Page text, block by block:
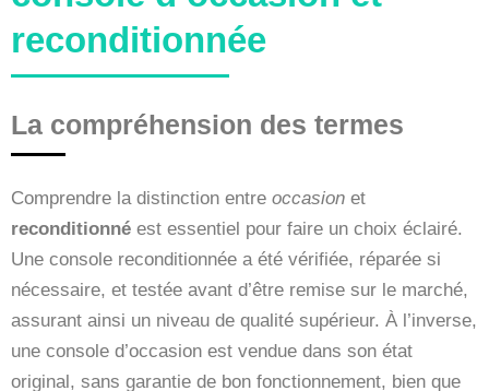
reconditionnée
La compréhension des termes
Comprendre la distinction entre occasion et
reconditionné est essentiel pour faire un choix éclairé.
Une console reconditionnée a été vérifiée, réparée si
nécessaire, et testée avant d’être remise sur le marché,
assurant ainsi un niveau de qualité supérieur. À l’inverse,
une console d’occasion est vendue dans son état
original, sans garantie de bon fonctionnement, bien que